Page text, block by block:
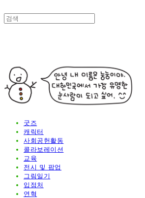
굿즈
캐릭터
사회공헌활동
콜라보레이션
교육
전시 및 팝업
그림일기
입점처
연혁